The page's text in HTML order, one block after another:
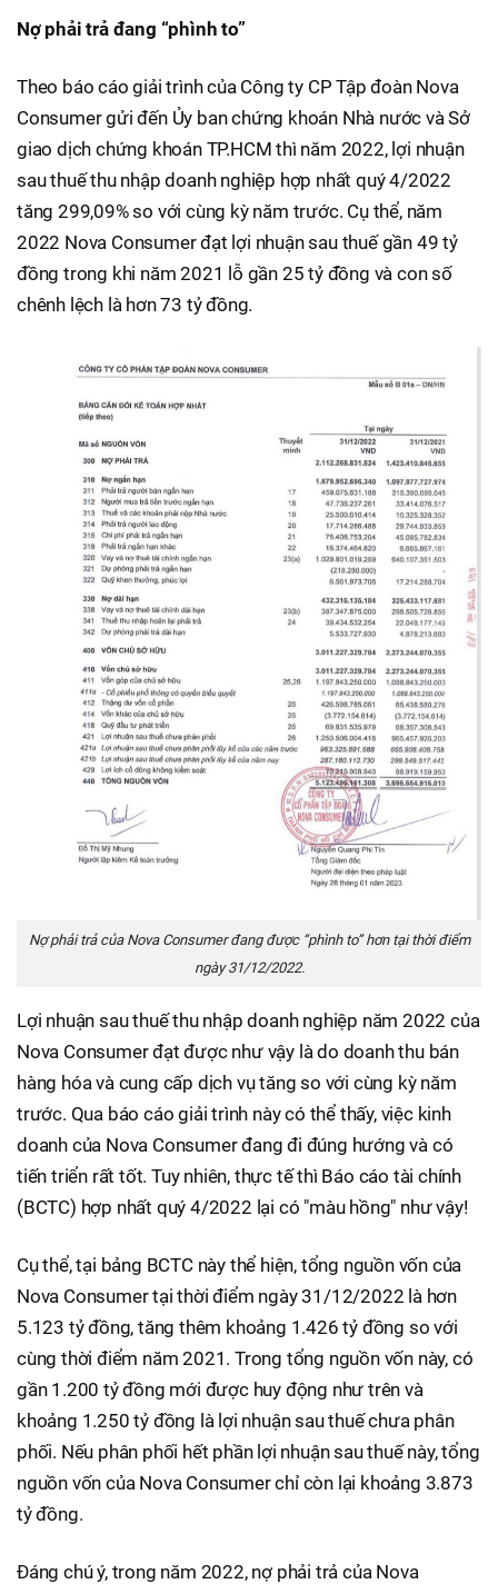
Nợ phải trả đang “phình to”
Theo báo cáo giải trình của Công ty CP Tập đoàn Nova
Consumer gửi đến Ủy ban chứng khoán Nhà nước và Sở
giao dịch chứng khoán TP.HCM thì năm 2022, lợi nhuận
sau thuế thu nhập doanh nghiệp hợp nhất quý 4/2022
tăng 299,09% so với cùng kỳ năm trước. Cụ thể, năm
2022 Nova Consumer đạt lợi nhuận sau thuế gần 49 tỷ
đồng trong khi năm 2021 lỗ gần 25 tỷ đồng và con số
chênh lệch là hơn 73 tỷ đồng.
Nợ phải trả của Nova Consumer đang được “phình to” hơn tại thời điểm
ngày 31/12/2022.
Lợi nhuận sau thuế thu nhập doanh nghiệp năm 2022 của
Nova Consumer đạt được như vậy là do doanh thu bán
hàng hóa và cung cấp dịch vụ tăng so với cùng kỳ năm
trước. Qua báo cáo giải trình này có thể thấy, việc kinh
doanh của Nova Consumer đang đi đúng hướng và có
tiến triển rất tốt. Tuy nhiên, thực tế thì Báo cáo tài chính
(BCTC) hợp nhất quý 4/2022 lại có "màu hồng" như vậy!
Cụ thể, tại bảng BCTC này thể hiện, tổng nguồn vốn của
Nova Consumer tại thời điểm ngày 31/12/2022 là hơn
5.123 tỷ đồng, tăng thêm khoảng 1.426 tỷ đồng so với
cùng thời điểm năm 2021. Trong tổng nguồn vốn này, có
gần 1.200 tỷ đồng mới được huy động như trên và
khoảng 1.250 tỷ đồng là lợi nhuận sau thuế chưa phân
phối. Nếu phân phối hết phần lợi nhuận sau thuế này, tổng
nguồn vốn của Nova Consumer chỉ còn lại khoảng 3.873
tỷ đồng.
Đáng chú ý, trong năm 2022, nợ phải trả của Nova